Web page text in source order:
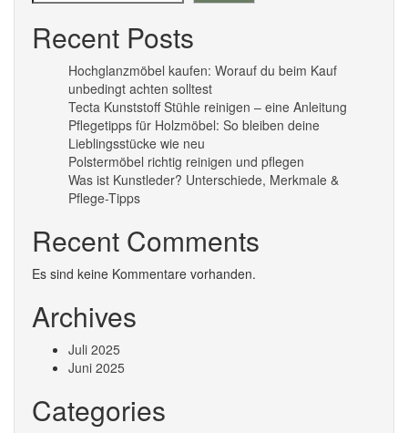
Recent Posts
Hochglanzmöbel kaufen: Worauf du beim Kauf
unbedingt achten solltest
Tecta Kunststoff Stühle reinigen – eine Anleitung
Pflegetipps für Holzmöbel: So bleiben deine
Lieblingsstücke wie neu​
Polstermöbel richtig reinigen und pflegen
Was ist Kunstleder? Unterschiede, Merkmale &
Pflege-Tipps
Recent Comments
Es sind keine Kommentare vorhanden.
Archives
Juli 2025
Juni 2025
Categories